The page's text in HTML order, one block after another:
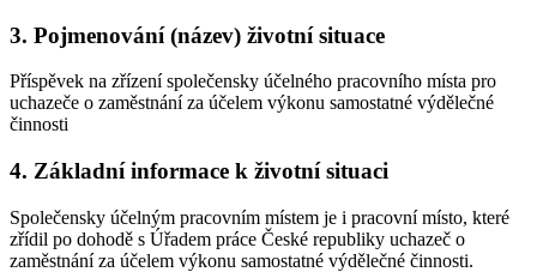
3. Pojmenování (název) životní situace
Příspěvek na zřízení společensky účelného pracovního místa pro
uchazeče o zaměstnání za účelem výkonu samostatné výdělečné
činnosti
4. Základní informace k životní situaci
Společensky účelným pracovním místem je i pracovní místo, které
zřídil po dohodě s Úřadem práce České republiky uchazeč o
zaměstnání za účelem výkonu samostatné výdělečné činnosti.